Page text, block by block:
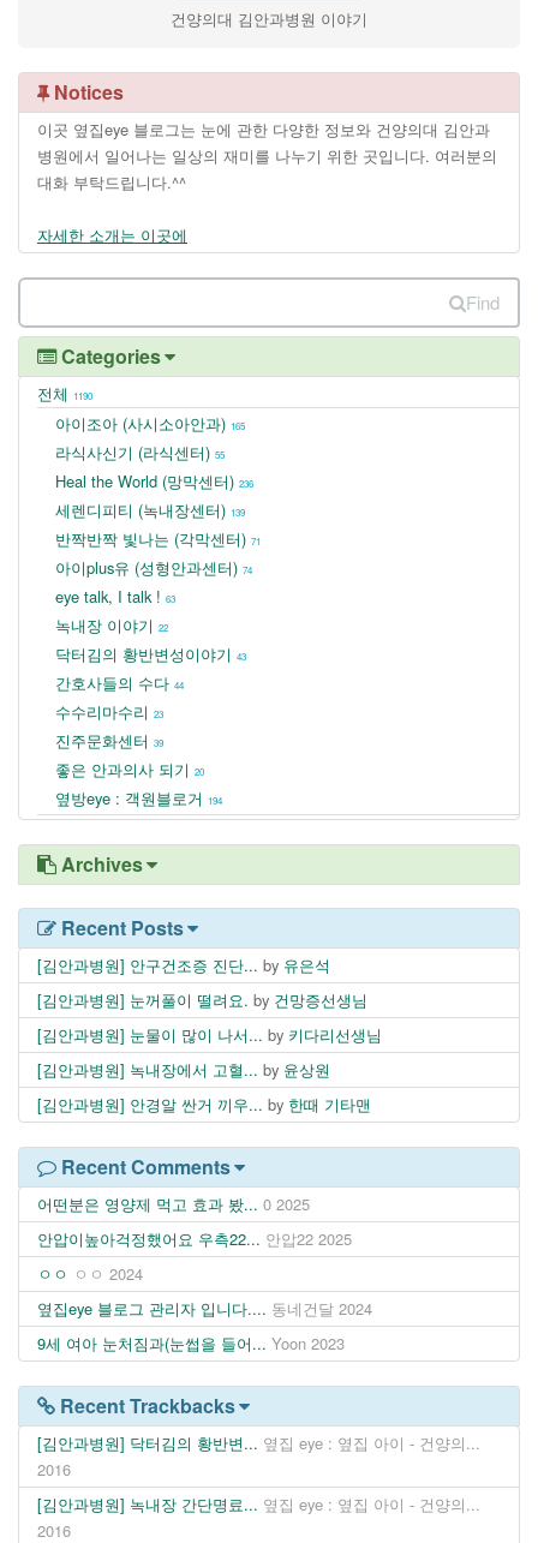
건양의대 김안과병원 이야기
Notices
이곳 옆집eye 블로그는 눈에 관한 다양한 정보와 건양의대 김안과
병원에서 일어나는 일상의 재미를 나누기 위한 곳입니다. 여러분의
대화 부탁드립니다.^^
자세한 소개는 이곳에
Find
Categories
전체 1190
아이조아 (사시소아안과) 165
라식사신기 (라식센터) 55
Heal the World (망막센터) 236
세렌디피티 (녹내장센터) 139
반짝반짝 빛나는 (각막센터) 71
아이plus유 (성형안과센터) 74
eye talk, I talk ! 63
녹내장 이야기 22
닥터김의 황반변성이야기 43
간호사들의 수다 44
수수리마수리 23
진주문화센터 39
좋은 안과의사 되기 20
옆방eye : 객원블로거 194
Archives
Recent Posts
[김안과병원] 안구건조증 진단... by 유은석
[김안과병원] 눈꺼풀이 떨려요. by 건망증선생님
[김안과병원] 눈물이 많이 나서... by 키다리선생님
[김안과병원] 녹내장에서 고혈... by 윤상원
[김안과병원] 안경알 싼거 끼우... by 한때 기타맨
Recent Comments
어떤분은 영양제 먹고 효과 봤... 0 2025
안압이높아걱정했어요 우측22... 안압22 2025
ㅇㅇ ㅇㅇ 2024
옆집eye 블로그 관리자 입니다.... 동네건달 2024
9세 여아 눈처짐과(눈썹을 들어... Yoon 2023
Recent Trackbacks
[김안과병원] 닥터김의 황반변... 옆집 eye : 옆집 아이 - 건양의...
2016
[김안과병원] 녹내장 간단명료... 옆집 eye : 옆집 아이 - 건양의...
2016